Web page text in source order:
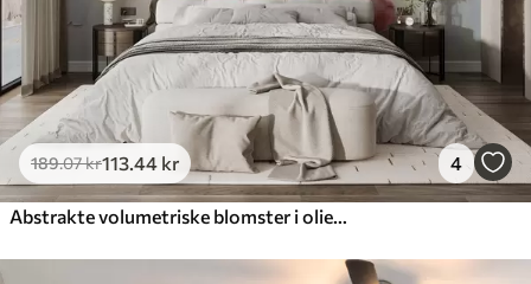
189.07kr113 .44 kr 4